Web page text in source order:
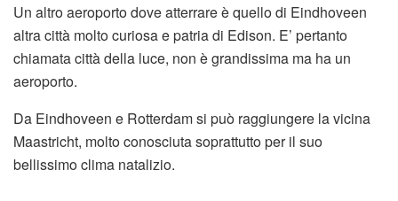
Un altro aeroporto dove atterrare è quello di Eindhoveen
altra città molto curiosa e patria di Edison. E’ pertanto
chiamata città della luce, non è grandissima ma ha un
aeroporto.
Da Eindhoveen e Rotterdam si può raggiungere la vicina
Maastricht, molto conosciuta soprattutto per il suo
bellissimo clima natalizio.